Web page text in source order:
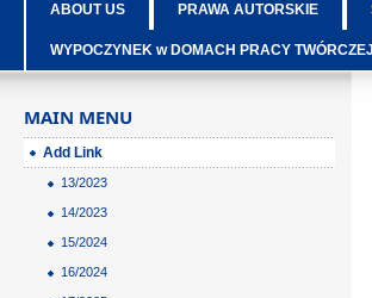
ABOUT US PRAWA AUTORSKIE
WYPOCZYNEK w DOMACH PRACY TWÓRCZEJ
MAIN MENU
Add Link
13/2023
14/2023
15/2024
16/2024